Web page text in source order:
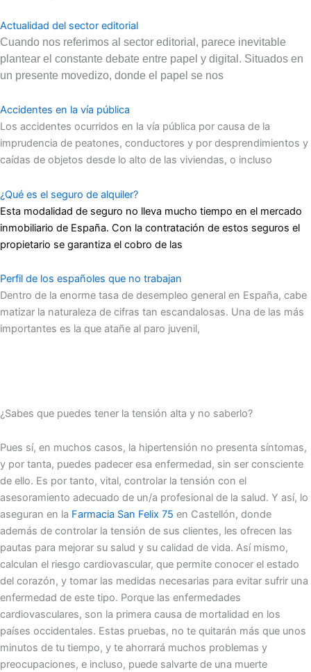
Actualidad del sector editorial
Cuando nos referimos al sector editorial, parece inevitable
plantear el constante debate entre papel y digital. Situados en
un presente movedizo, donde el papel se nos
Accidentes en la vía pública
Los accidentes ocurridos en la vía pública por causa de la
imprudencia de peatones, conductores y por desprendimientos y
caídas de objetos desde lo alto de las viviendas, o incluso
¿Qué es el seguro de alquiler?
Esta modalidad de seguro no lleva mucho tiempo en el mercado
inmobiliario de España. Con la contratación de estos seguros el
propietario se garantiza el cobro de las
Perfil de los españoles que no trabajan
Dentro de la enorme tasa de desempleo general en España, cabe
matizar la naturaleza de cifras tan escandalosas. Una de las más
importantes es la que atañe al paro juvenil,
¿Sabes que puedes tener la tensión alta y no saberlo?
Pues sí, en muchos casos, la hipertensión no presenta síntomas,
y por tanta, puedes padecer esa enfermedad, sin ser consciente
de ello. Es por tanto, vital, controlar la tensión con el
asesoramiento adecuado de un/a profesional de la salud. Y así, lo
aseguran en la Farmacia San Felix 75 en Castellón, donde
además de controlar la tensión de sus clientes, les ofrecen las
pautas para mejorar su salud y su calidad de vida. Así mismo,
calculan el riesgo cardiovascular, que permite conocer el estado
del corazón, y tomar las medidas necesarias para evitar sufrir una
enfermedad de este tipo. Porque las enfermedades
cardiovasculares, son la primera causa de mortalidad en los
países occidentales. Estas pruebas, no te quitarán más que unos
minutos de tu tiempo, y te ahorrará muchos problemas y
preocupaciones, e incluso, puede salvarte de una muerte